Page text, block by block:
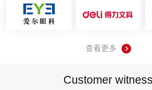
查看更多
Customer witness